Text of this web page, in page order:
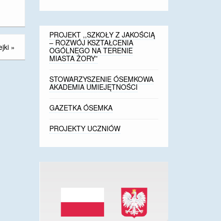
»
PROJEKT ,,SZKOŁY Z JAKOŚCIĄ
– ROZWÓJ KSZTAŁCENIA
OGÓLNEGO NA TERENIE
MIASTA ŻORY”
STOWARZYSZENIE ÓSEMKOWA
AKADEMIA UMIEJĘTNOŚCI
GAZETKA ÓSEMKA
PROJEKTY UCZNIÓW